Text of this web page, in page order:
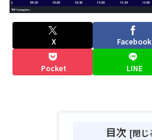
X Facebook
Pocket LINE
目次